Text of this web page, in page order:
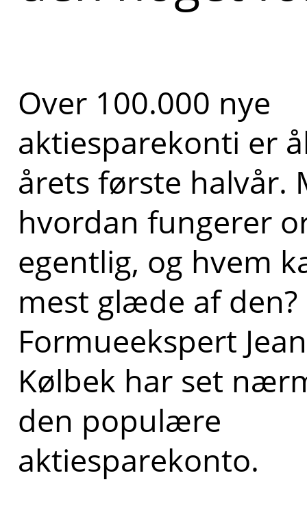
Over 100.000 nye
aktiesparekonti er
årets første halvår.
hvordan fungerer
egentlig, og hvem
mest glæde af den?
Formueekspert
Kølbek har set
den populære
aktiesparekonto.